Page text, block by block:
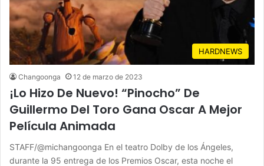
HARDNEWS
Changoonga 12 de marzo de 2023
¡Lo Hizo De Nuevo! “Pinocho” De
Guillermo Del Toro Gana Oscar A Mejor
Película Animada
STAFF/@michangoonga En el teatro Dolby de los Ángeles,
durante la 95 entrega de los Premios Oscar, esta noche el